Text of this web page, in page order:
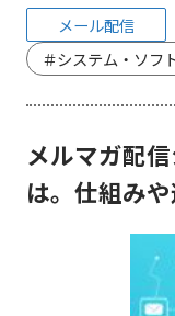
メール配信
＃システム・ソフ
メルマガ配
は。仕組み